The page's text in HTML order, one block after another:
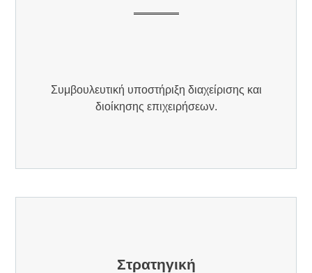
Συμβουλευτική υποστήριξη διαχείρισης και
διοίκησης επιχειρήσεων.
Στρατηγική